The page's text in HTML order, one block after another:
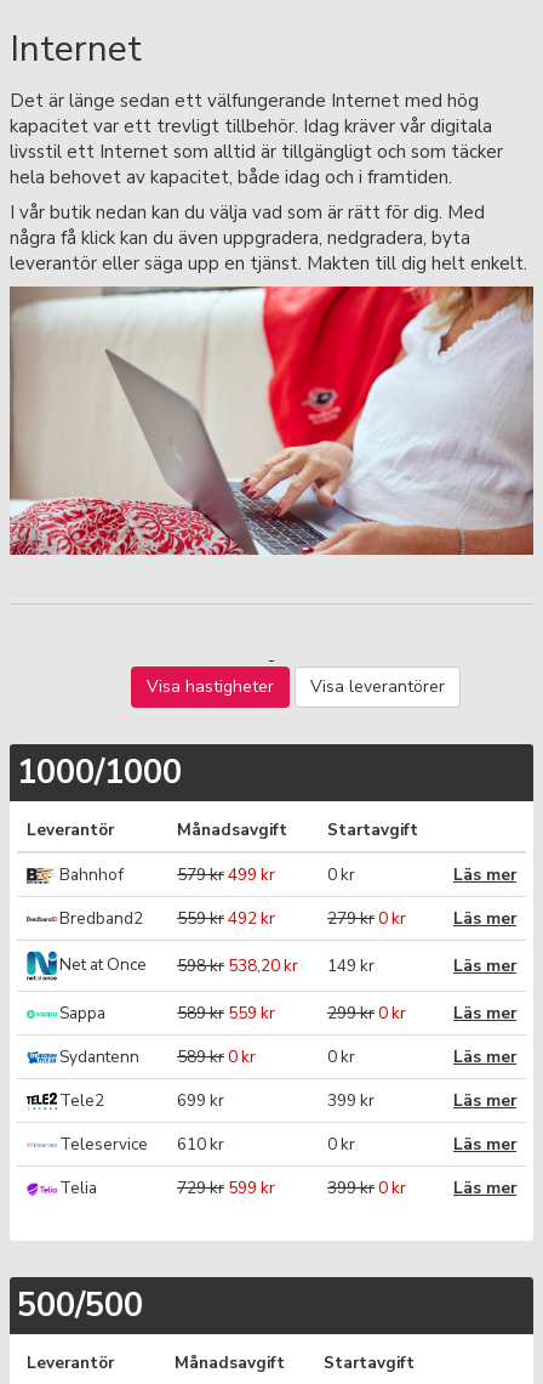
Internet
Det är länge sedan ett välfungerande Internet med hög
kapacitet var ett trevligt tillbehör. Idag kräver vår digitala
livsstil ett Internet som alltid är tillgängligt och som täcker
hela behovet av kapacitet, både idag och i framtiden.
I vår butik nedan kan du välja vad som är rätt för dig. Med
några få klick kan du även uppgradera, nedgradera, byta
leverantör eller säga upp en tjänst. Makten till dig helt enkelt.
Visa hastigheter Visa leverantörer
1000/1000
Leverantör Månadsavgift
Startavgift
Bahnhof
579 kr499 kr 0 kr
Läs mer
Bredband2
559 kr492 kr 279 kr0 kr
Läs mer
Net at Once
598 kr 538,20 kr 149 kr Läs mer
Sappa 589 kr 559 kr 299 kr0 kr
Läs mer
Sydantenn
589 kr0 kr 0 kr
Läs mer
Tele2
699 kr 399 kr
Läs mer
Teleservice
610 kr 0 kr
Läs mer
Telia
729 kr 599 kr 399 kr0 kr Läs mer
500/500
Leverantör Månadsavgift Startavgift